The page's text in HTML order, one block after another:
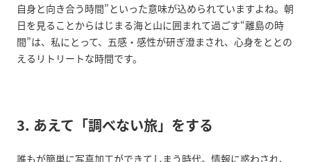
自身と向き合う時間”といった意味が込められていますよね。朝
日を見ることからはじまる海と山に囲まれて過ごす“離島の時
間”は、私にとって、五感・感性が研ぎ澄まされ、心身をととの
えるリトリートな時間です。
3. あえて「調べない旅」をする
誰もが簡単に写真加工ができてしまう時代。情報に惑わされ、